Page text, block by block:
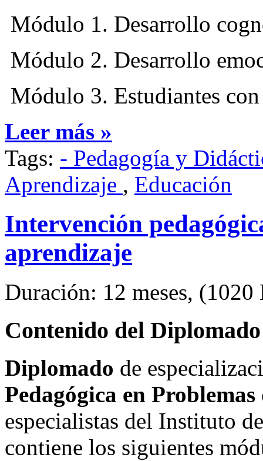
Módulo 1. Desarrollo
Módulo 2. Desarrollo
Módulo 3. Estudiantes con
Leer más »
Tags: - Pedagogía y
Aprendizaje , Educación
Intervención
aprendizaje
Duración: 12 meses,
Contenido del
Diplomado de
Pedagógica en
especialistas del Instituto
contiene los siguientes